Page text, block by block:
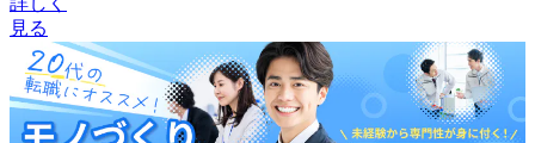
見る